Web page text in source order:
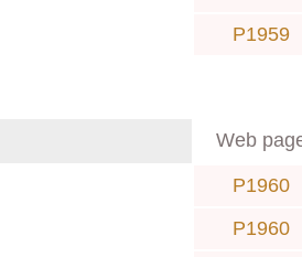
P1959
Web
P1960
P1960